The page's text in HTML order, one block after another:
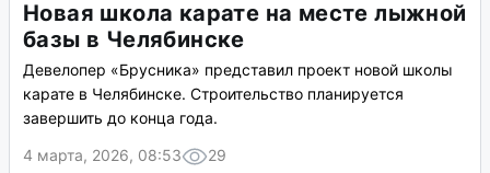
Новая школа карате на месте лыжной
базы в Челябинске
Девелопер «Брусника» представил проект новой школы
карате в Челябинске. Строительство планируется
завершить до конца года.
4 марта, 2026, 08:53
29